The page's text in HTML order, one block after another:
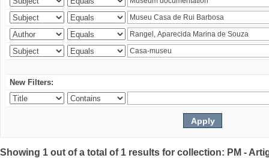
New Filters:
Showing 1 out of a total of 1 results for collection: PM -